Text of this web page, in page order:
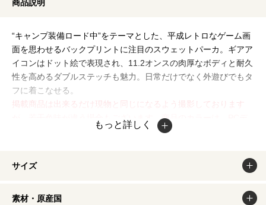
商品説明
“キャンプ装備ロード中”をテーマとした、平成レトロなゲーム画
面を思わせるバックプリントに注目のスウェットパーカ。ギアア
イコンはドット絵で表現され、11.2オンスの肉厚なボディと耐久
性を高めるダブルステッチも魅力。日常だけでなく外遊びでもタ
フに着こなせる。
掲載商品は出来るだけ現物と同じになるよう撮影しております
が、若干色味が違う場合もございます。商品のカラーは、PCデ
ィスプレイの性質上、実際の色と異なって見える場合がございま
もっと詳しく
サイズ
素材・原産国